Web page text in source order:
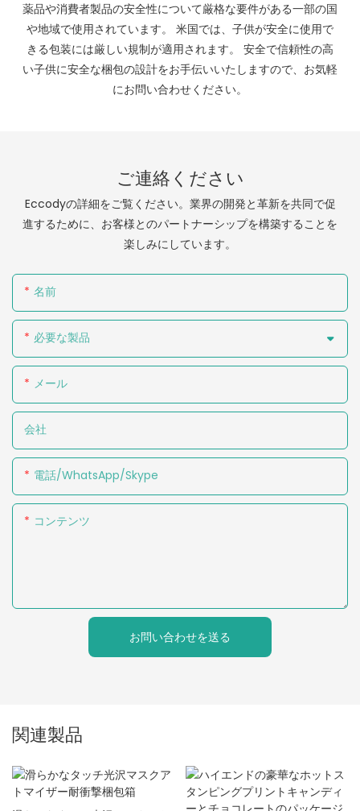
薬品や消費者製品の安全性について厳格な要件がある一部の国
や地域で使用されています。 米国では、子供が安全に使用で
きる包装には厳しい規制が適用されます。 安全で信頼性の高
い子供に安全な梱包の設計をお手伝いいたしますので、お気軽
にお問い合わせください。
ご連絡ください
Eccodyの詳細をご覧ください。業界の開発と革新を共同で促
進するために、お客様とのパートナーシップを構築することを
楽しみにしています。
名前
必要な製品
メール
会社
電話/WhatsApp/Skype
コンテンツ
お問い合わせを送る
関連製品